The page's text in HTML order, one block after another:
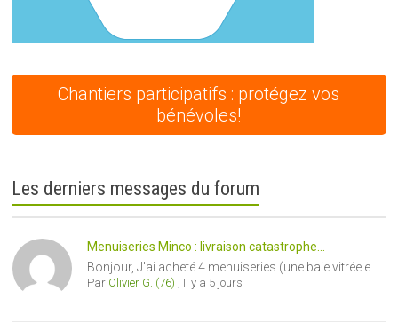
Chantiers participatifs : protégez vos
bénévoles!
Les derniers messages du forum
Menuiseries Minco : livraison catastrophe...
Bonjour, J'ai acheté 4 menuiseries (une baie vitrée e...
Par Olivier G. (76) , Il y a 5 jours